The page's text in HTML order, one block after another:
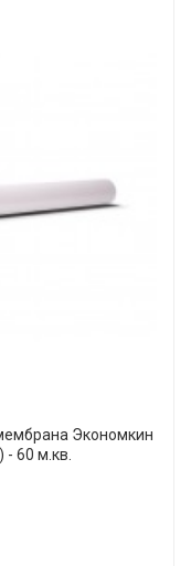
Экономкин
- 60 м.кв.